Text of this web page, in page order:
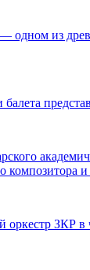
одном из
композитора
ЗКР в